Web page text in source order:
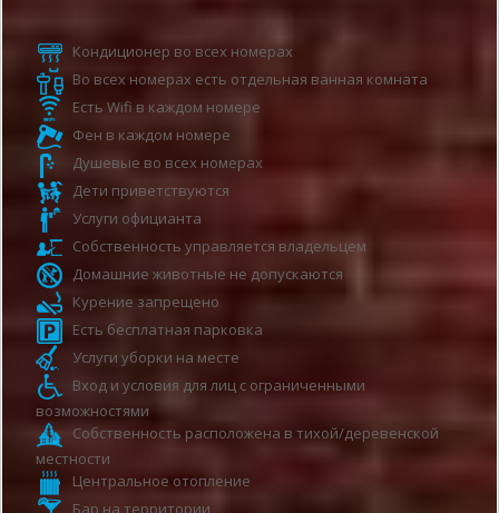
Услуги гостиницы
Кондиционер во всех номерах
Во всех номерах есть отдельная ванная комната
Есть Wifi в каждом номере
Фен в каждом номере
Душевые во всех номерах
Дети приветствуются
Услуги официанта
Собственность управляется владельцем
Домашние животные не допускаются
Курение запрещено
Есть бесплатная парковка
Услуги уборки на месте
Вход и условия для лиц с ограниченными
возможностями
Собственность расположена в тихой/деревенской
местности
Центральное отопление
Бар на территории